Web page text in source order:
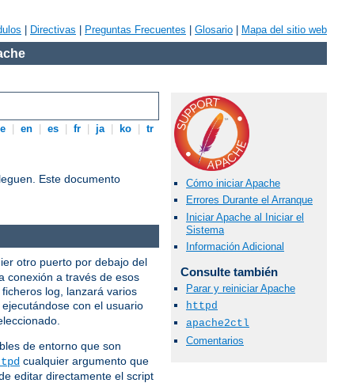
Directivas Preguntas Frecuentes Glosario Mapa del sitio web
en es fr ja ko tr
Este documento
Cómo iniciar Apache
Errores Durante el Arranque
Iniciar Apache al Iniciar el
Sistema
Información Adicional
Consulte también
Parar y reiniciar Apache
httpd
apache2ctl
Comentarios
otro puerto por debajo del
conexión a través de esos
log, lanzará varios
con el usuario
de entorno que son
cualquier argumento que
editar directamente el script